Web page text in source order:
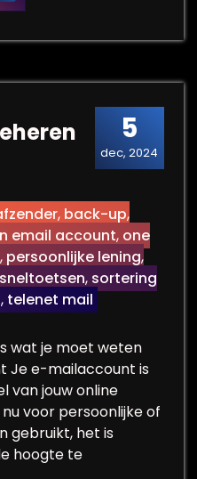
5
dec, 2024
, back-up,
email account, one
, persoonlijke lening,
sneltoetsen, sortering
, telenet mail
wat je moet weten
Je e-mailaccount is
van jouw online
voor persoonlijke of
gebruikt, het is
hoogte te